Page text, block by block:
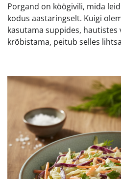
Porgand on köögivili, mida
kodus aastaringselt. Kuigi
kasutama suppides,
krõbistama, peitub selles